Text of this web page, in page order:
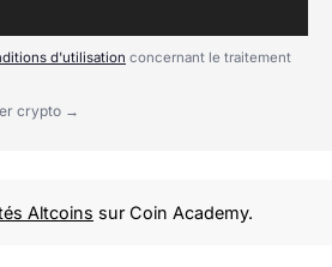
d'utilisation concernant le traitement
crypto →
Altcoins sur Coin Academy.